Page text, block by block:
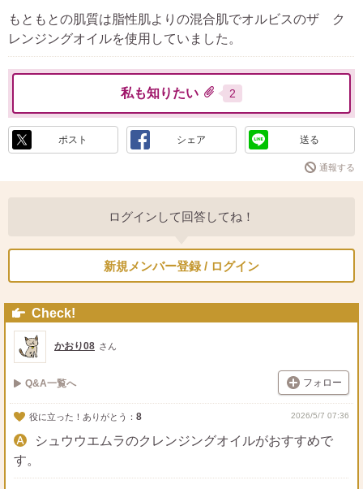
もともとの肌質は脂性肌よりの混合肌でオルビスのザ ク
レンジングオイルを使用していました。
私も知りたい 2
ポスト シェア 送る
通報する
ログインして回答してね！
新規メンバー登録 / ログイン
Check!
かおり08 さん
Q&A一覧へ フォロー
役に立った！ありがとう： 8 2026/5/7 07:36
シュウウエムラのクレンジングオイルがおすすめで
す。